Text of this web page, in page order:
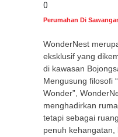
0
Perumahan Di
WonderNest
eksklusif yang
di kawasan
Mengusung filosofi
Wonder”,
menghadirkan
tetapi sebagai
penuh